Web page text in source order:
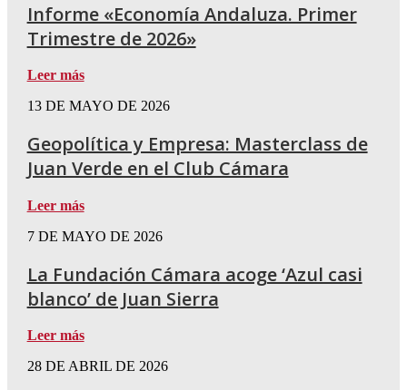
Informe «Economía Andaluza. Primer
Trimestre de 2026»
Leer más
13 DE MAYO DE 2026
Geopolítica y Empresa: Masterclass de
Juan Verde en el Club Cámara
Leer más
7 DE MAYO DE 2026
La Fundación Cámara acoge ‘Azul casi
blanco’ de Juan Sierra
Leer más
28 DE ABRIL DE 2026